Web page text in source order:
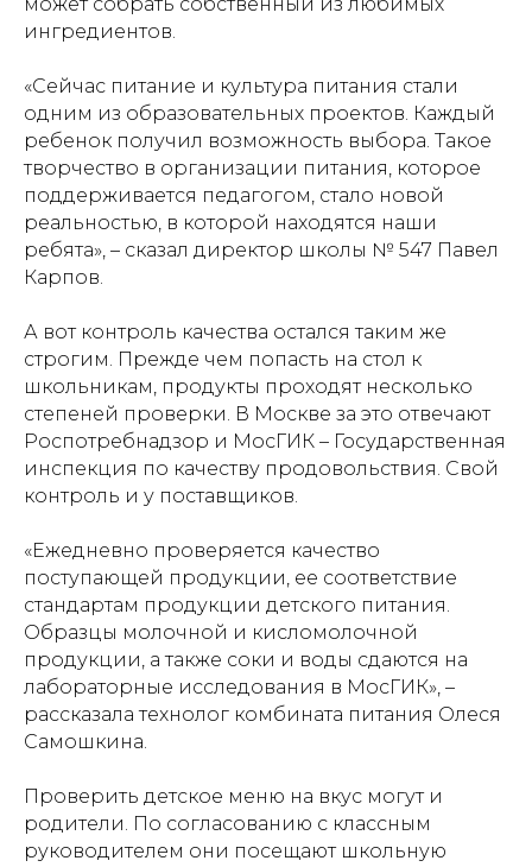
ингредиентов.
«Сейчас питание и культура питания стали
одним из образовательных проектов. Каждый
ребенок получил возможность выбора. Такое
творчество в организации питания, которое
поддерживается педагогом, стало новой
реальностью, в которой находятся наши
ребята», – сказал директор школы № 547 Павел
Карпов.
А вот контроль качества остался таким же
строгим. Прежде чем попасть на стол к
школьникам, продукты проходят несколько
степеней проверки. В Москве за это отвечают
Роспотребнадзор и МосГИК – Государственная
инспекция по качеству продовольствия. Свой
контроль и у поставщиков.
«Ежедневно проверяется качество
поступающей продукции, ее соответствие
стандартам продукции детского питания.
Образцы молочной и кисломолочной
продукции, а также соки и воды сдаются на
лабораторные исследования в МосГИК», –
рассказала технолог комбината питания Олеся
Самошкина.
Проверить детское меню на вкус могут и
родители. По согласованию с классным
руководителем они посещают школьную